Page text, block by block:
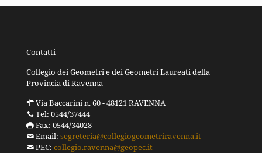
Contatti
Collegio dei Geometri e dei Geometri Laureati della
Provincia di Ravenna
Via Baccarini n. 60 - 48121 RAVENNA
Tel: 0544/37444
Fax: 0544/34028
Email: segreteria@collegiogeometriravenna.it
PEC: collegio.ravenna@geopec.it